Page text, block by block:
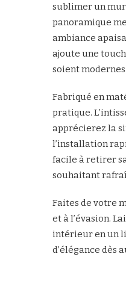
sublimer un
panoramique
ambiance
ajoute une
soient
Fabriqué en
pratique.
apprécierez la
l’installation
facile à retirer
souhaitant
Faites de votre
et à l’évasion.
intérieur en un
d’élégance dès